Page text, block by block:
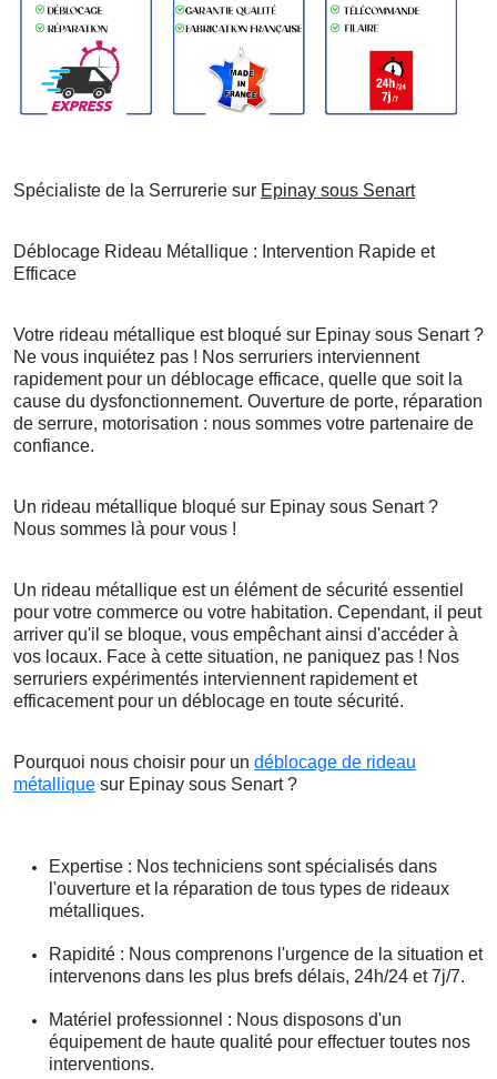
Spécialiste de la Serrurerie sur Epinay sous Senart
Déblocage Rideau Métallique : Intervention Rapide et
Efficace
Votre rideau métallique est bloqué sur Epinay sous Senart ?
Ne vous inquiétez pas ! Nos serruriers interviennent
rapidement pour un déblocage efficace, quelle que soit la
cause du dysfonctionnement. Ouverture de porte, réparation
de serrure, motorisation : nous sommes votre partenaire de
confiance.
Un rideau métallique bloqué sur Epinay sous Senart ?
Nous sommes là pour vous !
Un rideau métallique est un élément de sécurité essentiel
pour votre commerce ou votre habitation. Cependant, il peut
arriver qu'il se bloque, vous empêchant ainsi d'accéder à
vos locaux. Face à cette situation, ne paniquez pas ! Nos
serruriers expérimentés interviennent rapidement et
efficacement pour un déblocage en toute sécurité.
Pourquoi nous choisir pour un déblocage de rideau
métallique sur Epinay sous Senart ?
Expertise : Nos techniciens sont spécialisés dans
l'ouverture et la réparation de tous types de rideaux
métalliques.
Rapidité : Nous comprenons l'urgence de la situation et
intervenons dans les plus brefs délais, 24h/24 et 7j/7.
Matériel professionnel : Nous disposons d'un
équipement de haute qualité pour effectuer toutes nos
interventions.